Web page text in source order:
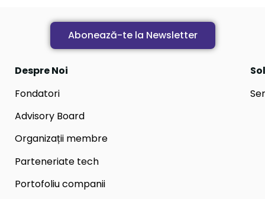
Abonează-te la Newsletter
Despre Noi
Fondatori
Advisory Board
Organizații membre
Parteneriate tech
Portofoliu companii